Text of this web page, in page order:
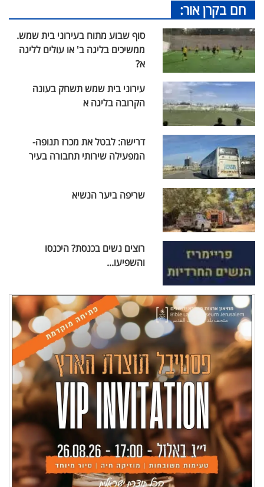
חם בקרן אור:
סוף שבוע מתוח בעירוני בית שמש.
ממשיכים בליגה ב' או עולים לליגה
א?
עירוני בית שמש תשחק בעונה
הקרובה בליגה א
דרישה: לבטל את מכרז תנופה-
המפעילה שירותי תחבורה בעיר
שריפה ביער הנשיא
רוצים נשים בכנסת? היכנסו
והשפיעו...